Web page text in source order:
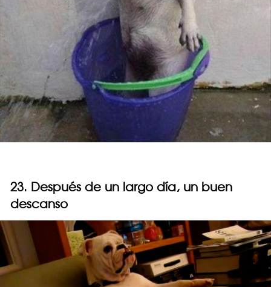
23. Después de un largo día, un buen
descanso